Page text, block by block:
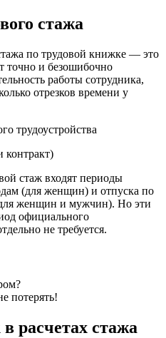
стажа
по трудовой книжке — это
точно и безошибочно
работы сотрудника,
отрезков времени у
трудоустройства
контракт)
стаж входят периоды
(для женщин) и отпуска по
женщин и мужчин). Но эти
официального
не требуется.
потерять!
расчетах стажа